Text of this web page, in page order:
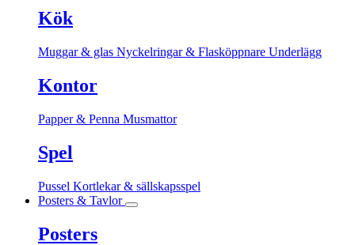
Kök
Muggar & glas Nyckelringar & Flasköppnare Underlägg
Kontor
Papper & Penna Musmattor
Spel
Pussel Kortlekar & sällskapsspel
Posters & Tavlor
Posters